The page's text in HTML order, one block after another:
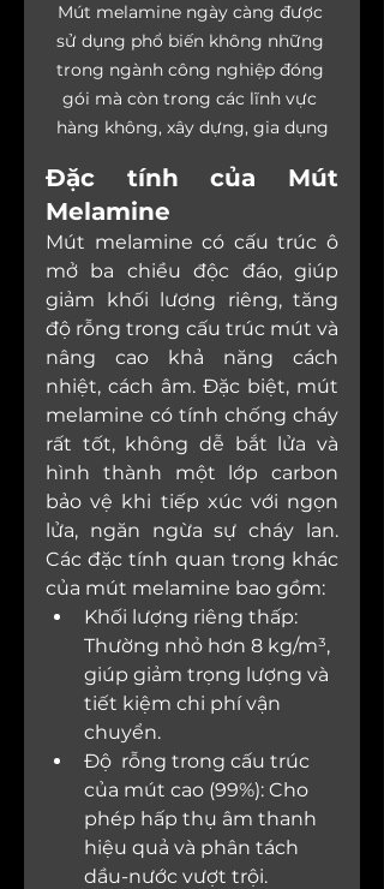
Mút melamine ngày càng được
sử dụng phổ biến không những
trong ngành công nghiệp đóng
gói mà còn trong các lĩnh vực
hàng không, xây dựng, gia dụng
Đặc tính của Mút
Melamine
Mút melamine có cấu trúc ô
mở ba chiều độc đáo, giúp
giảm khối lượng riêng, tăng
độ rỗng trong cấu trúc mút và
nâng cao khả năng cách
nhiệt, cách âm. Đặc biệt, mút
melamine có tính chống cháy
rất tốt, không dễ bắt lửa và
hình thành một lớp carbon
bảo vệ khi tiếp xúc với ngọn
lửa, ngăn ngừa sự cháy lan.
Các đặc tính quan trọng khác
của mút melamine bao gồm:
Khối lượng riêng thấp:
Thường nhỏ hơn 8 kg/m³,
giúp giảm trọng lượng và
tiết kiệm chi phí vận
chuyển.
Độ  rỗng trong cấu trúc
của mút cao (99%): Cho
phép hấp thụ âm thanh
hiệu quả và phân tách
dầu-nước vượt trội.